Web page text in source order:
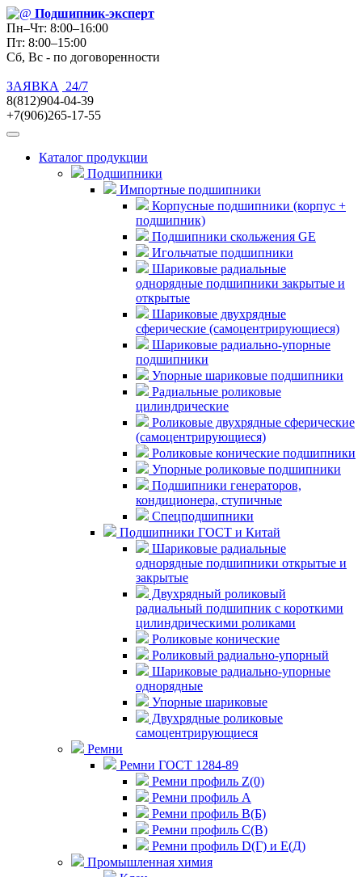
Подшипник-эксперт
Пн–Чт: 8:00–16:00
Пт: 8:00–15:00
Сб, Вс - по договоренности
ЗАЯВКА
24/7
8(812)904-04-39
+7(906)265-17-55
Каталог продукции
Подшипники
Импортные подшипники
Корпусные подшипники (корпус +
подшипник)
Подшипники скольжения GE
Игольчатые подшипники
Шариковые радиальные
однорядные подшипники закрытые и
открытые
Шариковые двухрядные
сферические (самоцентрирующиеся)
Шариковые радиально-упорные
подшипники
Упорные шариковые подшипники
Радиальные роликовые
цилиндрические
Роликовые двухрядные сферические
(самоцентрирующиеся)
Роликовые конические подшипники
Упорные роликовые подшипники
Подшипники генераторов,
кондиционера, ступичные
Спецподшипники
Подшипники ГОСТ и Китай
Шариковые радиальные
однорядные подшипники открытые и
закрытые
Двухрядный роликовый
радиальный подшипник с короткими
цилиндрическими роликами
Роликовые конические
Роликовый радиально-упорный
Шариковые радиально-упорные
однорядные
Упорные шариковые
Двухрядные роликовые
самоцентрирующиеся
Ремни
Ремни ГОСТ 1284-89
Ремни профиль Z(0)
Ремни профиль А
Ремни профиль В(Б)
Ремни профиль С(В)
Ремни профиль D(Г) и E(Д)
Промышленная химия